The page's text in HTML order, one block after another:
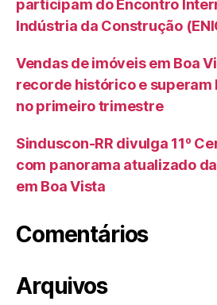
participam do Encontro
Indústria da Construção
Vendas de imóveis em Boa
recorde histórico e superam
no primeiro trimestre
Sinduscon-RR divulga 11º
com panorama atualizado
em Boa Vista
Comentários
Arquivos